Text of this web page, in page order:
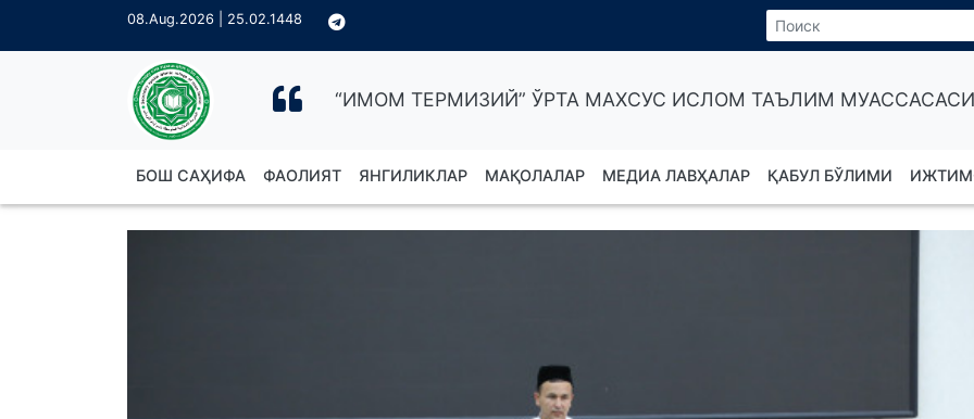
08.Aug.2026 | 25.02.1448
“ИМОМ ТЕРМИЗИЙ” ЎРТА МАХСУС ИСЛОМ ТАЪЛИМ
БОШ САҲИФА ФАОЛИЯТ ЯНГИЛИКЛАР МАҚОЛАЛАР МЕДИА ЛАВҲАЛАР ҚАБУЛ БЎЛИМИ